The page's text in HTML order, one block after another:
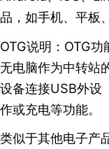
品，如手机、平板
OTG说明：OTG
无电脑作为中转站
设备连接USB外设
作或充电等功能。
类似于其他电子产